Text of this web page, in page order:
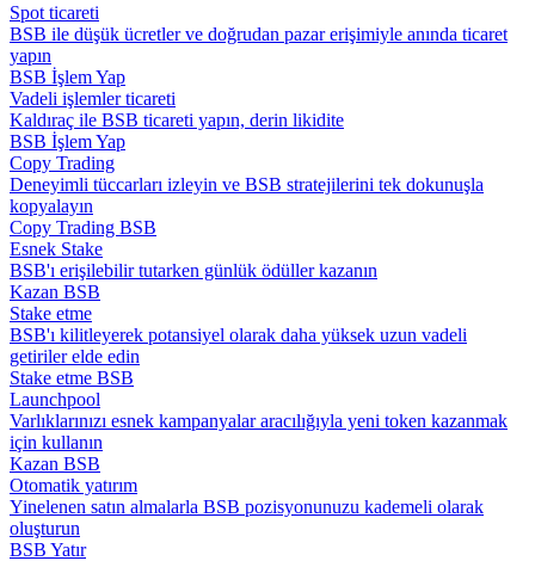
Spot ticareti
BSB ile düşük ücretler ve doğrudan pazar erişimiyle anında ticaret
yapın
BSB İşlem Yap
Vadeli işlemler ticareti
Kaldıraç ile BSB ticareti yapın, derin likidite
BSB İşlem Yap
Copy Trading
Deneyimli tüccarları izleyin ve BSB stratejilerini tek dokunuşla
kopyalayın
Copy Trading BSB
Esnek Stake
BSB'ı erişilebilir tutarken günlük ödüller kazanın
Kazan BSB
Stake etme
BSB'ı kilitleyerek potansiyel olarak daha yüksek uzun vadeli
getiriler elde edin
Stake etme BSB
Launchpool
Varlıklarınızı esnek kampanyalar aracılığıyla yeni token kazanmak
için kullanın
Kazan BSB
Otomatik yatırım
Yinelenen satın almalarla BSB pozisyonunuzu kademeli olarak
oluşturun
BSB Yatır